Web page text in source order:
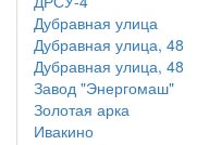
Дубравная улица
Дубравная улица, 48
Дубравная улица, 48
Завод "Энергомаш"
Золотая арка
Ивакино